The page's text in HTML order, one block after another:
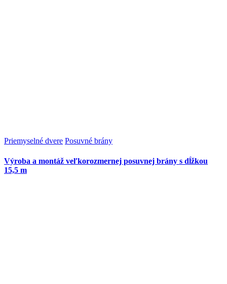
Priemyselné dvere Posuvné brány
Výroba a montáž veľkorozmernej posuvnej brány s dĺžkou
15,5 m